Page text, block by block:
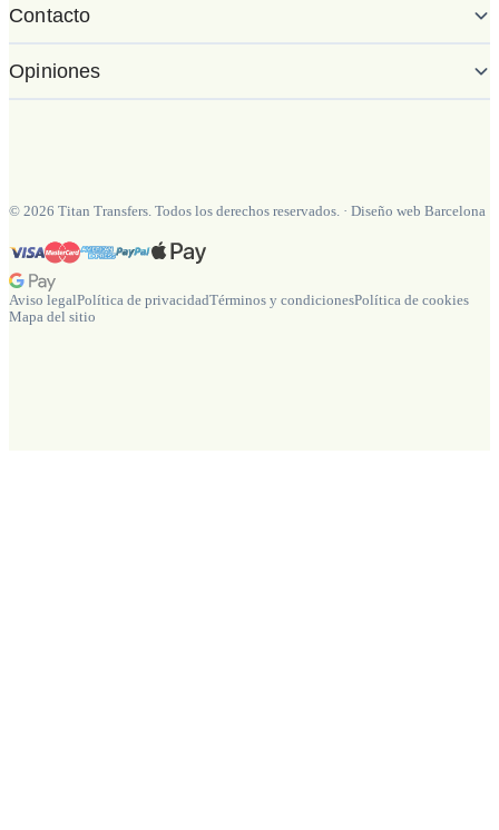
Contacto
Opiniones
© 2026 Titan Transfers. Todos los derechos reservados. · Diseño web Barcelona
Aviso legalPolítica de privacidadTérminos y condicionesPolítica de cookies
Mapa del sitio